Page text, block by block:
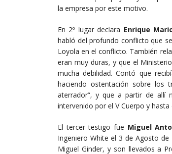
la empresa por este motivo.
En 2º lugar declara Enrique
habló del profundo conflicto que
Loyola en el conflicto. También
eran muy duras, y que el
mucha debilidad. Contó que
haciendo ostentación sobre los
aterrador”, y que a partir de allí
intervenido por el V Cuerpo y
El tercer testigo fue Miguel
Ingeniero White el 3 de Agosto
Miguel Ginder, y son llevados a